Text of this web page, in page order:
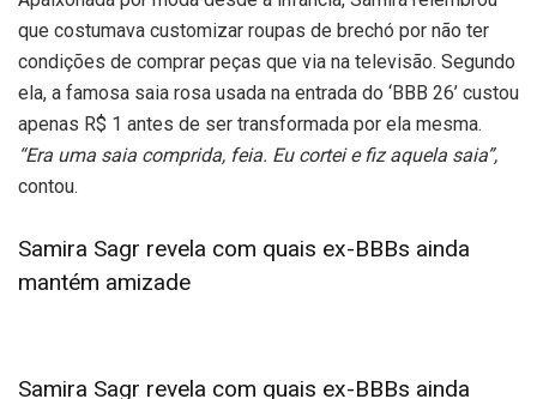
que costumava customizar roupas de brechó por não ter
condições de comprar peças que via na televisão. Segundo
ela, a famosa saia rosa usada na entrada do ‘BBB 26’ custou
apenas R$ 1 antes de ser transformada por ela mesma.
“Era uma saia comprida, feia. Eu cortei e fiz aquela saia”,
contou.
Samira Sagr revela com quais ex-BBBs ainda
mantém amizade
Samira Sagr revela com quais ex-BBBs ainda